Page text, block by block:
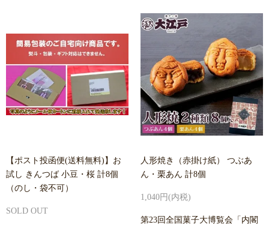
【ポスト投函便(送料無料)】お
試し きんつば 小豆・桜 計8個
（のし・袋不可）
SOLD OUT
人形焼き（赤掛け紙） つぶあ
ん・栗あん 計8個
1,040円(内税)
第23回全国菓子大博覧会「内閣